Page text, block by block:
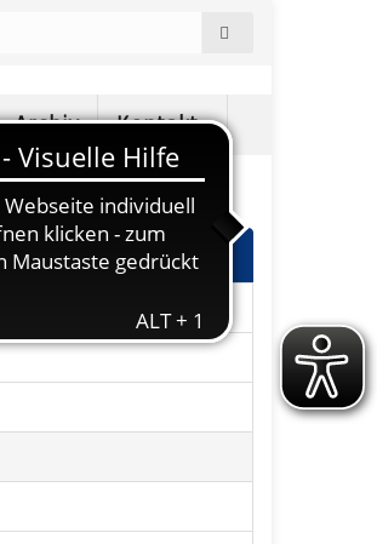
Archiv Kontakt